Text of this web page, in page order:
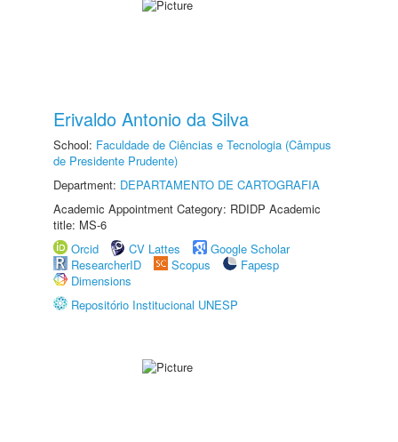
Erivaldo Antonio da Silva
School: Faculdade de Ciências e Tecnologia (Câmpus
de Presidente Prudente)
Department: DEPARTAMENTO DE CARTOGRAFIA
Academic Appointment Category: RDIDP Academic
title: MS-6
Orcid
CV Lattes
Google Scholar
ResearcherID
Scopus
Fapesp
Dimensions
Repositório Institucional UNESP